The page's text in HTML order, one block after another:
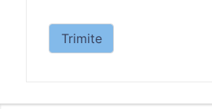
Trimite